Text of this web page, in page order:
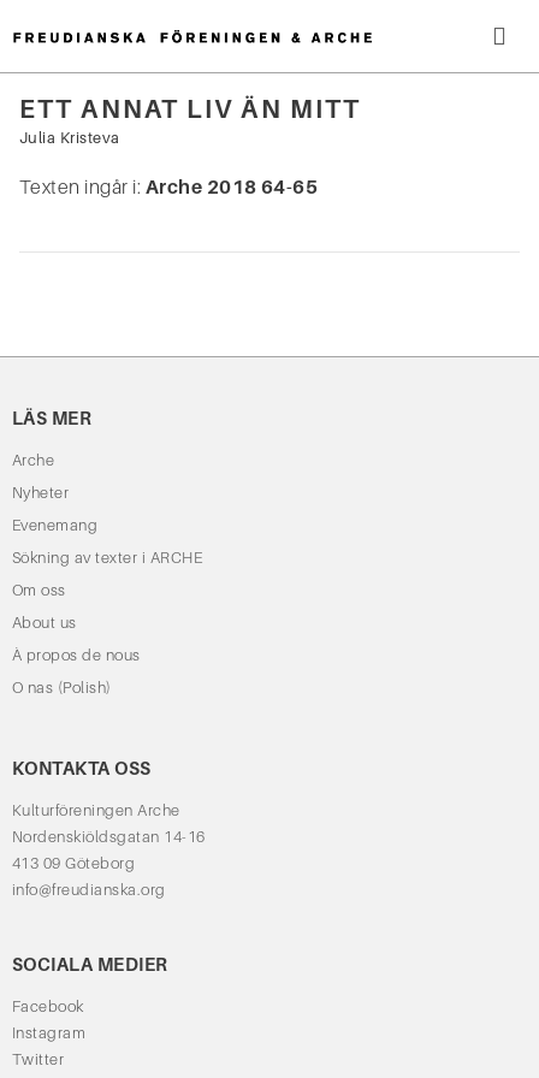
till
innehåll
Sök
ETT ANNAT LIV ÄN MITT
Julia Kristeva
Texten ingår i: Arche 2018 64-65
LÄS MER
Arche
Nyheter
Evenemang
Sökning av texter i ARCHE
Om oss
About us
À propos de nous
O nas (Polish)
KONTAKTA OSS
Kulturföreningen Arche
Nordenskiöldsgatan 14-16
413 09 Göteborg
info@freudianska.org
SOCIALA MEDIER
Facebook
Instagram
Twitter